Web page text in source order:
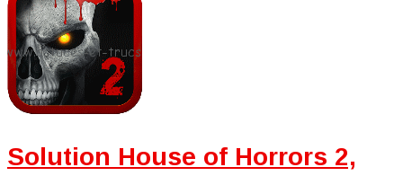
Solution House of Horrors 2,